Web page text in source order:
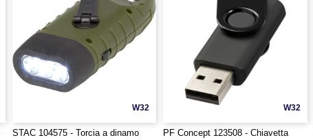
W32
STAC 104575 - Torcia a dinamo
W32
PF Concept 123508 - Chiavetta